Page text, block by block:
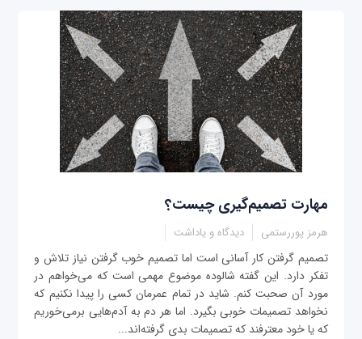
مهارت تصمیم‌گیری چیست؟
هرمز پوررستمی دیدگاه و یاداشت
تصمیم‌ گرفتن کار آسانی است اما تصمیم خوب گرفتن نیاز تلاش و
تفکر دارد. این گفته شالوده موضوع مهمی است که می‌خواهم در
مورد آن صحبت کنم. شاید در تمام عمرمان کسی را پیدا نکنیم که
نخواهد تصمیمات خوبی بگیرد. اما هر دم به آدم‌هایی برمی‌خوریم
که یا خود معترفند که تصمیمات بدی گرفته‌اند...